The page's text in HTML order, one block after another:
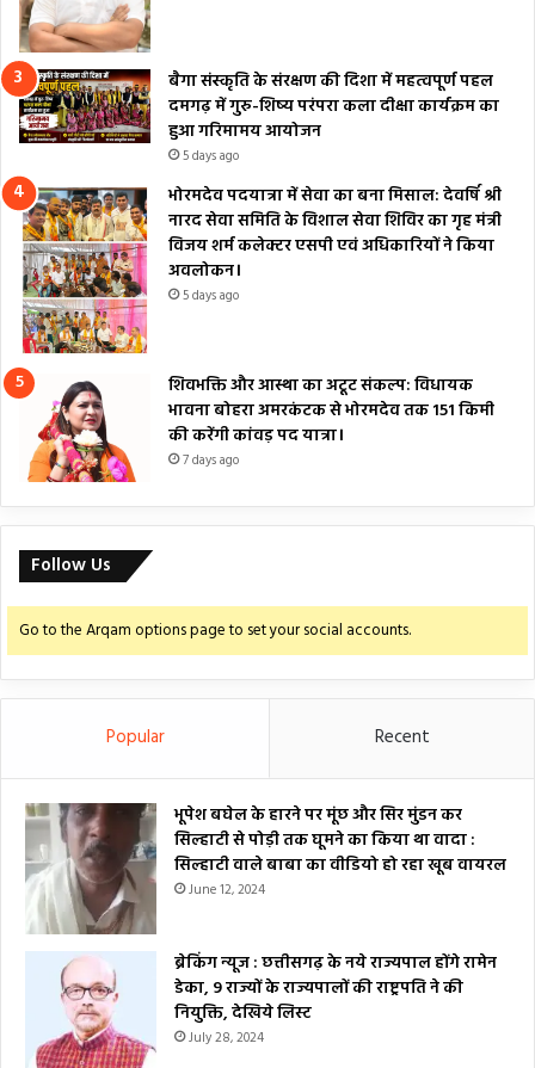
बैगा संस्कृति के संरक्षण की दिशा में महत्वपूर्ण पहल
दमगढ़ में गुरु-शिष्य परंपरा कला दीक्षा कार्यक्रम का
हुआ गरिमामय आयोजन
5 days ago
भोरमदेव पदयात्रा में सेवा का बना मिसाल: देवर्षि श्री
नारद सेवा समिति के विशाल सेवा शिविर का गृह मंत्री
विजय शर्म कलेक्टर एसपी एवं अधिकारियों ने किया
अवलोकन।
5 days ago
शिवभक्ति और आस्था का अटूट संकल्प: विधायक
भावना बोहरा अमरकंटक से भोरमदेव तक 151 किमी
की करेंगी कांवड़ पद यात्रा।
7 days ago
Follow Us
Go to the Arqam options page to set your social accounts.
Popular Recent
भूपेश बघेल के हारने पर मूंछ और सिर मुंडन कर
सिल्हाटी से पोड़ी तक घूमने का किया था वादा :
सिल्हाटी वाले बाबा का वीडियो हो रहा खूब वायरल
June 12, 2024
ब्रेकिंग न्यूज : छत्तीसगढ़ के नये राज्यपाल होंगे रामेन
डेका, 9 राज्यों के राज्यपालों की राष्ट्रपति ने की
नियुक्ति, देखिये लिस्ट
July 28, 2024